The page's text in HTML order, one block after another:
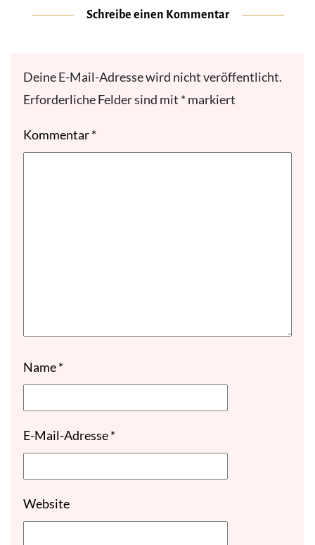
Schreibe einen Kommentar
Deine E-Mail-Adresse wird nicht veröffentlicht.
Erforderliche Felder sind mit *markiert
Kommentar*
Name*
E-Mail-Adresse*
Website